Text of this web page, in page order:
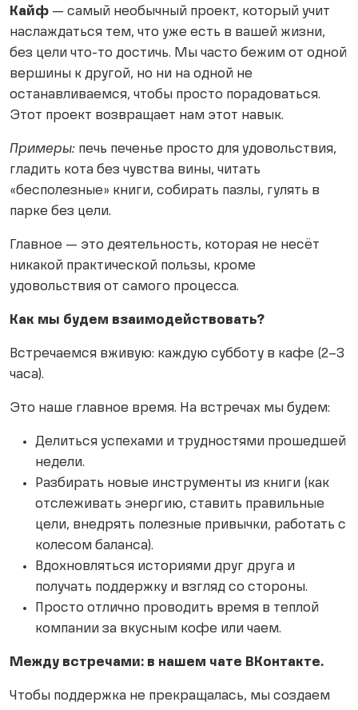
Кайф — самый необычный проект, который учит
наслаждаться тем, что уже есть в вашей жизни,
без цели что-то достичь. Мы часто бежим от одной
вершины к другой, но ни на одной не
останавливаемся, чтобы просто порадоваться.
Этот проект возвращает нам этот навык.
Примеры: печь печенье просто для удовольствия,
гладить кота без чувства вины, читать
«бесполезные» книги, собирать пазлы, гулять в
парке без цели.
Главное — это деятельность, которая не несёт
никакой практической пользы, кроме
удовольствия от самого процесса.
Как мы будем взаимодействовать?
Встречаемся вживую: каждую субботу в кафе (2–3
часа).
Это наше главное время. На встречах мы будем:
Делиться успехами и трудностями прошедшей
недели.
Разбирать новые инструменты из книги (как
отслеживать энергию, ставить правильные
цели, внедрять полезные привычки, работать с
колесом баланса).
Вдохновляться историями друг друга и
получать поддержку и взгляд со стороны.
Просто отлично проводить время в теплой
компании за вкусным кофе или чаем.
Между встречами: в нашем чате ВКонтакте.
Чтобы поддержка не прекращалась, мы создаем